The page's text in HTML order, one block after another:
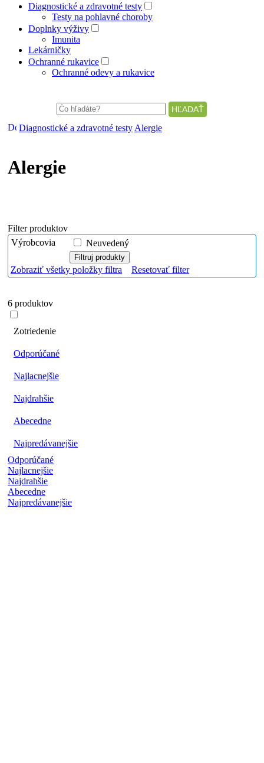
Diagnostické a zdravotné testy
Testy na pohlavné choroby
Doplnky výživy
Imunita
Lekárničky
Ochranné rukavice
Ochranné odevy a rukavice
Diagnostické a zdravotné testy Alergie
Alergie
Filter produktov
Výrobcovia
Neuvedený
Zobraziť všetky položky filtra Resetovať filter
6 produktov
Zotriedenie
Odporúčané
Najlacnejšie
Najdrahšie
Abecedne
Najpredávanejšie
Odporúčané
Najlacnejšie
Najdrahšie
Abecedne
Najpredávanejšie